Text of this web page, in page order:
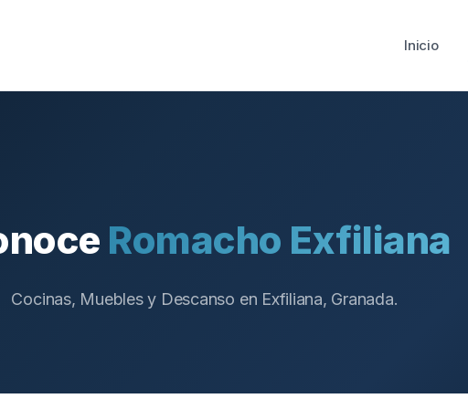
Inicio
Romacho Exfiliana
Cocinas, Muebles y Descanso en Exfiliana, Granada.